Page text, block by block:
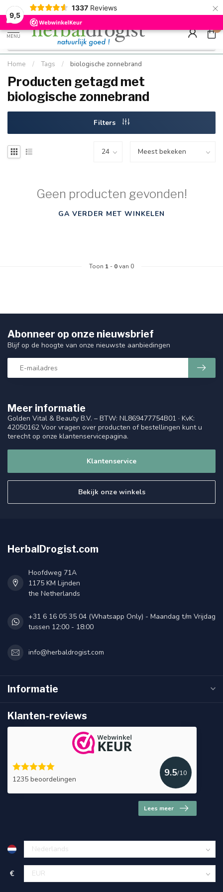
9,5
1337 Reviews ×
Kostenloser DE-Versand ab Mindestbestellwert |
Schnell geliefert
Minimum
Hızlı
MENU
0
Home / Tags / biologische zonnebrand
Producten getagd met
biologische zonnebrand
Filters
Geen producten gevonden!
GA VERDER MET WINKELEN
Toon 1 - 0van 0
Meer informatie
Golden Vital & Beauty B.V. – BTW: NL869477754B01 · KvK:
42050162 Voor vragen over producten of bestellingen kunt u
terecht op onze klantenservicepagina.
Klantenservice
Bekijk onze winkels
Abonneer op onze nieuwsbrief
Blijf op de hoogte van onze nieuwste aanbiedingen
HerbalDrogist.com
Hoofdweg 71A
1175 KM Lijnden
the Netherlands
+31 6 16 05 35 04 (Whatsapp Only) - Maandag t/m Vrijdag
tussen 12:00 - 18:00
info@herbaldrogist.com
Informatie
Klanten-reviews
1235 beoordelingen
9.5/10
Lees meer
€